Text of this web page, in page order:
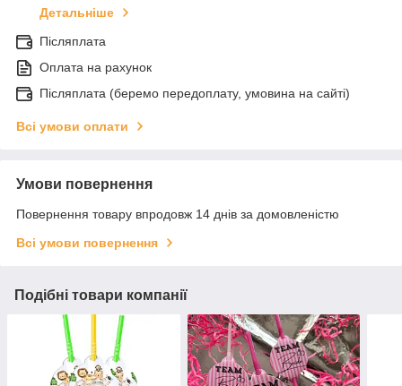
Детальніше
Післяплата
Оплата на рахунок
Післяплата (беремо передоплату, умовина на сайті)
Всі умови оплати
Умови повернення
Повернення товару впродовж 14 днів за домовленістю
Всі умови повернення
Подібні товари компанії